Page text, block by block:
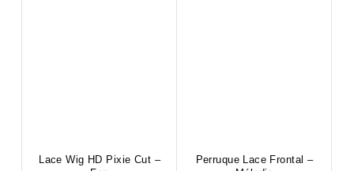
Lace Wig HD Pixie Cut –
Perruque Lace Frontal –